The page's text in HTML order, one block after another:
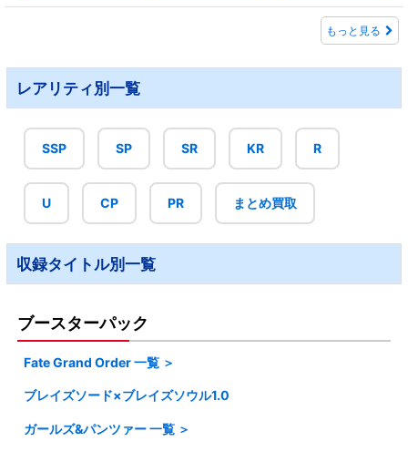
もっと見る
レアリティ別一覧
SSP SP SR KR R
U CP PR まとめ買取
収録タイトル別一覧
ブースターパック
Fate Grand Order 一覧 ＞
・Fate Grand Order1.0
・Fate Grand Order2.0
ブレイズソード×ブレイズソウル1.0
ガールズ&パンツァー 一覧 ＞